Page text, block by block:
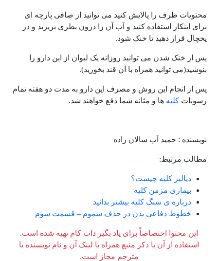
محتویات ظرف را پالایش کنید می توانید از صافی پارچه ای
برای اینکار استفاده کنید و آب آن را درون بطری بریزید و در
یخچال قرار دهید تا خنک شود.
پس از خنک شدن می توانید روزانه یک لیوان از این دارو را
بنوشید(می توانید همراه با آن قند بخورید).
پس از انجام این روش و مصرف این دارو به مدت دو هفته تمام
رسوبات کلیه ها و مثانه شما دفع خواهند شد.
نویسنده : حمید آب سالان زاده
مطالب مرتبط:
دیالیز کلیه چیست؟
بیماری مزمن کلیه
درباره ی سنگ کلیه بیشتر بدانید
خطوط دفاعی بدن در حذف سموم – قسمت سوم
این محتوا اختصاصاً برای یاد بگیر دات کام تهیه شده است.
استفاده از آن با ذکر منبع همراه با لینک آن و نام نویسنده یا
مترجم مجاز است.